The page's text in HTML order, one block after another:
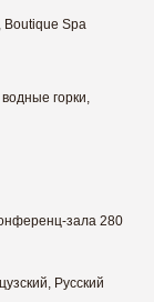
Spa
горки,
зала 280
Русский